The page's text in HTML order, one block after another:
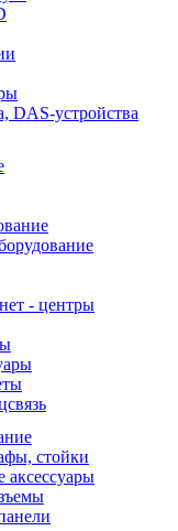
DAS-устройства
- центры
стойки